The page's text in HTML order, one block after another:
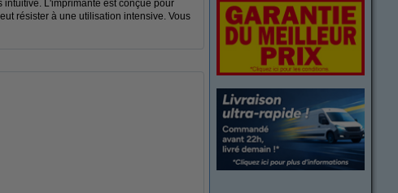
intuitive. L'imprimante est conçue pour
résister à une utilisation intensive. Vous